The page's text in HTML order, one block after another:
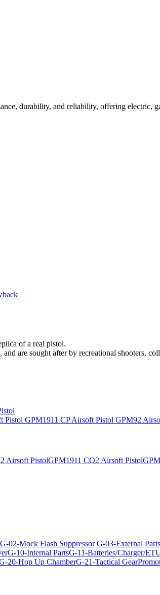
durability, and reliability, offering electric,
of a real pistol.
are sought after by recreational shooters,
Pistol GPM1911 CP Airsoft Pistol GPM92
Airsoft PistolGPM1911 CO2 Airsoft Pistol
G-02-Mock Flash Suppressor G-03-External Parts
G-10-Internal PartsG-11-Batteries/Charger/
20-Hop Up ChamberG-21-Tactical Gear